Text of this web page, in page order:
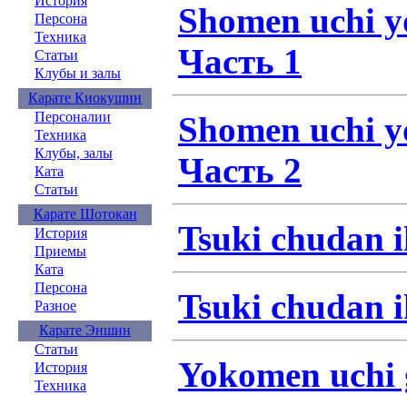
Персона
Техника
Статьи
Клубы и залы
Карате Киокушин
Персоналии
Техника
Клубы, залы
Ката
Статьи
Карате Шотокан
История
Приемы
Ката
Персона
Разное
Карате Эншин
Статьи
История
Техника
Shomen uchi
Часть 1
Shomen uchi
Часть 2
Tsuki chudan
Tsuki chudan
Yokomen